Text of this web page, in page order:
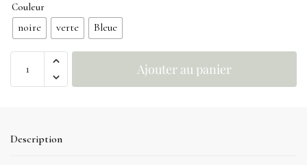
Couleur
noire verte Bleue
Ajouter au panier
Description